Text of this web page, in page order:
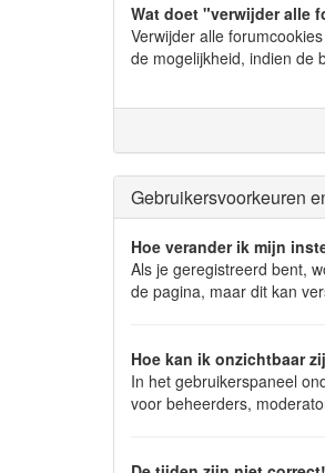
Wat doet "verwijder alle
Verwijder alle
de mogelijkheid, indien de
Gebruikersvoorkeuren
Hoe verander ik mijn
Als je geregistreerd bent,
de pagina, maar dit kan
Hoe kan ik onzichtbaar
In het gebruikerspaneel
voor beheerders,